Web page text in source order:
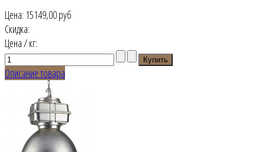
Цена: 15149,00 руб
Скидка:
Цена / кг:
Описание товара